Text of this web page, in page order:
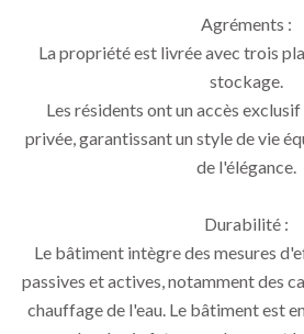
Agréments :
La propriété est livrée avec trois
stockage.
Les résidents ont un accès
privée, garantissant un style de vie
de l'élégance.
Durabilité :
Le bâtiment intègre des mesures
passives et actives, notamment des
chauffage de l'eau. Le bâtiment est